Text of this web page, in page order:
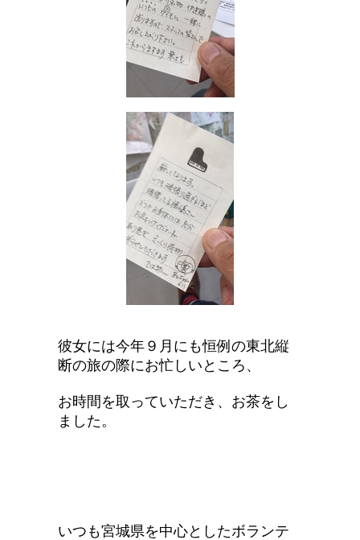
彼女には今年９月にも恒例の東北縦
断の旅の際にお忙しいところ、
お時間を取っていただき、お茶をし
ました。
いつも宮城県を中心としたボランテ